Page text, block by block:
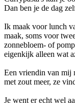
Dan ben je de dag
Ik maak voor lunch
maak, soms voor
zonnebloem- of
eigenkijk alleen wat
Een vriendin van mij
met zout meer, ze
Je went er echt wel